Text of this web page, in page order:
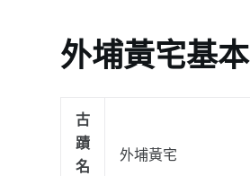
外埔黃宅基
古
蹟
名
外埔黃宅